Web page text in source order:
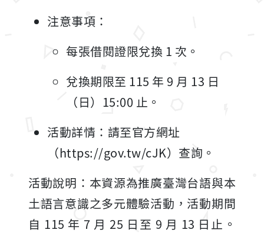
注意事項：
每張借閱證限兌換 1 次。
兌換期限至 115 年 9 月 13 日
（日）15:00 止。
活動詳情：請至官方網址
（https://gov.tw/cJK）查詢。
活動說明：本資源為推廣臺灣台語與本
土語言意識之多元體驗活動，活動期間
自 115 年 7 月 25 日至 9 月 13 日止。